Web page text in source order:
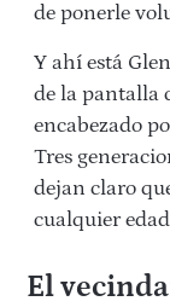
de ponerle
Y ahí está
de la pantalla
encabezado
Tres
dejan claro
cualquier
El